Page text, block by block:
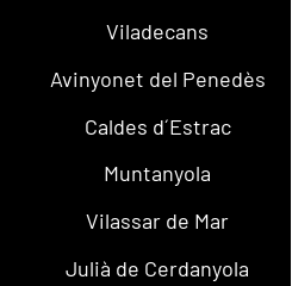
Viladecans
Avinyonet del Penedès
Caldes d´Estrac
Muntanyola
Vilassar de Mar
Julià de Cerdanyola